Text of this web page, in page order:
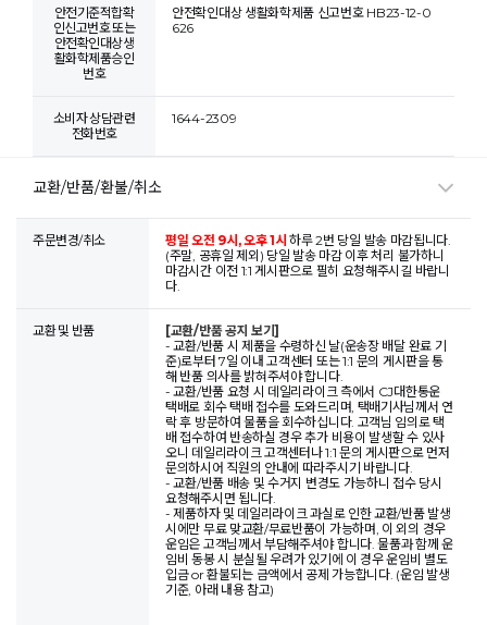
안전기준적합확
인신고번호 또는
안전확인대상생
활화학제품승인
번호
안전확인대상 생활화학제품 신고번호 HB23-12-0
626
소비자 상담관련
전화번호
1644-2309
교환/반품/환불/취소
주문변경/취소 평일 오전 9시, 오후 1시하루 2번 당일 발송 마감됩니다.
(주말, 공휴일 제외) 당일 발송 마감 이후 처리 불가하니
마감시간 이전 1:1 게시판으로 필히 요청해주시길 바랍니
다.
교환 및 반품
[교환/반품 공지 보기]
- 교환/반품 시 제품을 수령하신 날(운송장 배달 완료 기
준)로부터 7일 이내 고객센터 또는 1:1 문의 게시판을 통
해 반품 의사를 밝혀주셔야 합니다.
- 교환/반품 요청 시 데일리라이크 측에서 CJ대한통운
택배로 회수 택배 접수를 도와드리며, 택배기사님께서 연
락 후 방문하여 물품을 회수하십니다. 고객님 임의로 택
배 접수하여 반송하실 경우 추가 비용이 발생할 수 있사
오니 데일리라이크 고객센터나 1:1 문의 게시판으로 먼저
문의하시어 직원의 안내에 따라주시기 바랍니다.
- 교환/반품 배송 및 수거지 변경도 가능하니 접수 당시
요청해주시면 됩니다.
- 제품하자 및 데일리라이크 과실로 인한 교환/반품 발생
시에만 무료 맞교환/무료반품이 가능하며, 이 외의 경우
운임은 고객님께서 부담해주셔야 합니다. 물품과 함께 운
임비 동봉 시 분실될 우려가 있기에 이 경우 운임비 별도
입금 or 환불되는 금액에서 공제 가능합니다. (운임 발생
기준, 아래 내용 참고)